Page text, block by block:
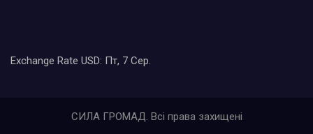
Exchange Rate USD: Пт, 7 Сер.
СИЛА ГРОМАД. Всі права захищені